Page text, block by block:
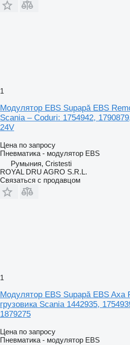
1
Модулятор EBS Supapă EBS
Scania – Coduri: 1754942,
24V
Цена по запросу
Пневматика - модулятор EBS
Румыния, Cristesti
ROYAL DRU AGRO S.R.L.
Связаться с продавцом
1
Модулятор EBS Supapă EBS Axa
грузовика Scania 1442935,
1879275
Цена по запросу
Пневматика - модулятор EBS